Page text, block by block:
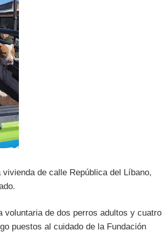
de calle República del Líbano,
de dos perros adultos y cuatro
puestos al cuidado de la Fundación